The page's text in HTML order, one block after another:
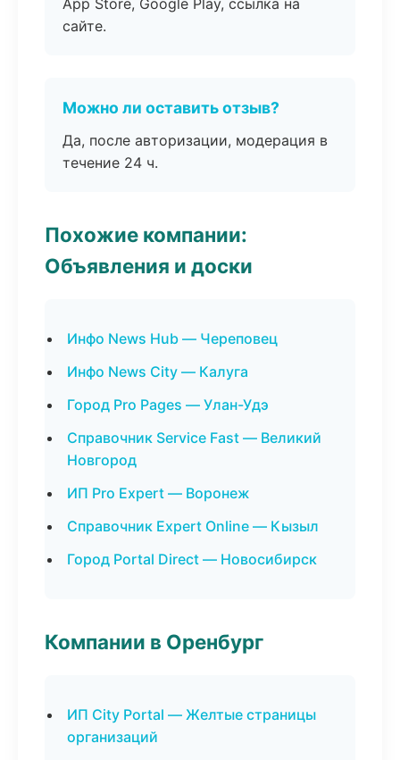
App Store, Google Play, ссылка на
сайте.
Можно ли оставить отзыв?
Да, после авторизации, модерация в
течение 24 ч.
Похожие компании:
Объявления и доски
Инфо News Hub — Череповец
Инфо News City — Калуга
Город Pro Pages — Улан-Удэ
Справочник Service Fast — Великий
Новгород
ИП Pro Expert — Воронеж
Справочник Expert Online — Кызыл
Город Portal Direct — Новосибирск
Компании в Оренбург
ИП City Portal — Желтые страницы
организаций